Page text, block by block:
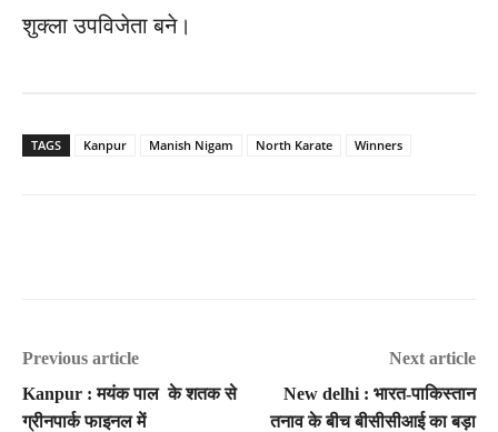
शुक्ला उपविजेता बने।
TAGS Kanpur Manish Nigam North Karate Winners
Previous article
Kanpur : मयंक पाल के शतक से
ग्रीनपार्क फाइनल में
Next article
New delhi : भारत-पाकिस्तान
तनाव के बीच बीसीसीआई का बड़ा